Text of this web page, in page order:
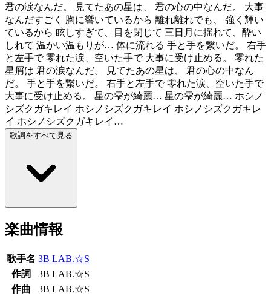
君の涙なんだ。 見てたあの星は、 君の心の中なんだ。 大事
なんだすごく 胸に響いているから 離れ離れでも、 強く輝い
ているから 眩しすぎて、目を閉じて 三日月に揺れて、酔い
しれて 温かい温もりが… 体に流れる 手と手を繋いだ。 右手
と左手で 零れた涙、空いた手で 大事に受け止める。 零れた
星屑は 君の涙なんだ。 見てたあの星は、 君の心の中なん
だ。 手と手を繋いだ。 右手と左手で 零れた涙、空いた手で
大事に受け止める。 星の雫が綺麗… 星の雫が綺麗… ホシノ
シズクガキレイ ホシノシズクガキレイ ホシノシズクガキレ
イ ホシノシズクガキレイ…
歌詞をすべて見る
楽曲情報
歌手名 3B LAB.☆S
作詞
3B LAB.☆S
作曲
3B LAB.☆S